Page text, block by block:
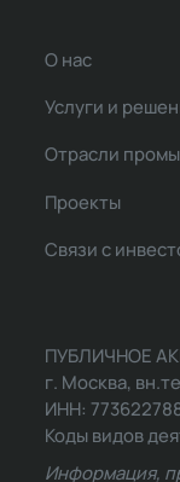
О нас
Услуги и
Отрасли
Проекты
Связи с
ПУБЛИЧНОЕ
г. Москва,
ИНН:
Коды видов
Информация,